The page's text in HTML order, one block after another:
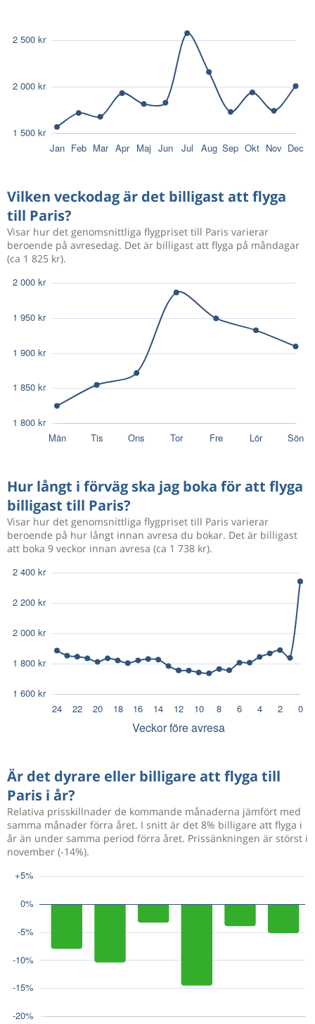
Vilken veckodag är det billigast att flyga
till Paris?
Visar hur det genomsnittliga flygpriset till Paris varierar
beroende på avresedag. Det är billigast att flyga på måndagar
(ca 1 825 kr).
Hur långt i förväg ska jag boka för att flyga
billigast till Paris?
Visar hur det genomsnittliga flygpriset till Paris varierar
beroende på hur långt innan avresa du bokar. Det är billigast
att boka 9 veckor innan avresa (ca 1 738 kr).
Är det dyrare eller billigare att flyga till
Paris i år?
Relativa prisskillnader de kommande månaderna jämfört med
samma månader förra året. I snitt är det 8% billigare att flyga i
år än under samma period förra året. Prissänkningen är störst i
november (-14%).